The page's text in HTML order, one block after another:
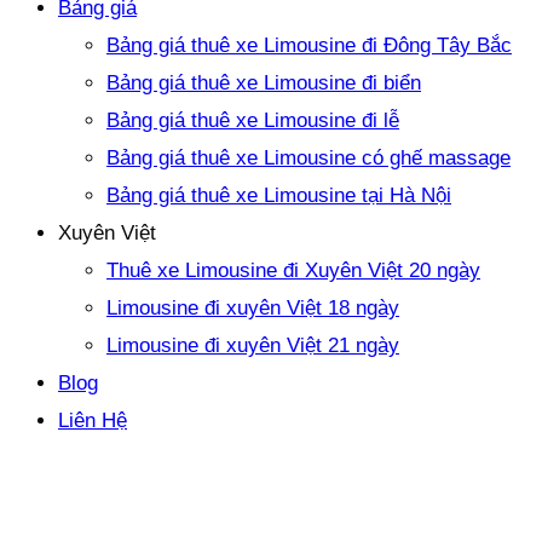
Bảng giá
Bảng giá thuê xe Limousine đi Đông Tây Bắc
Bảng giá thuê xe Limousine đi biển
Bảng giá thuê xe Limousine đi lễ
Bảng giá thuê xe Limousine có ghế massage
Bảng giá thuê xe Limousine tại Hà Nội
Xuyên Việt
Thuê xe Limousine đi Xuyên Việt 20 ngày
Limousine đi xuyên Việt 18 ngày
Limousine đi xuyên Việt 21 ngày
Blog
Liên Hệ